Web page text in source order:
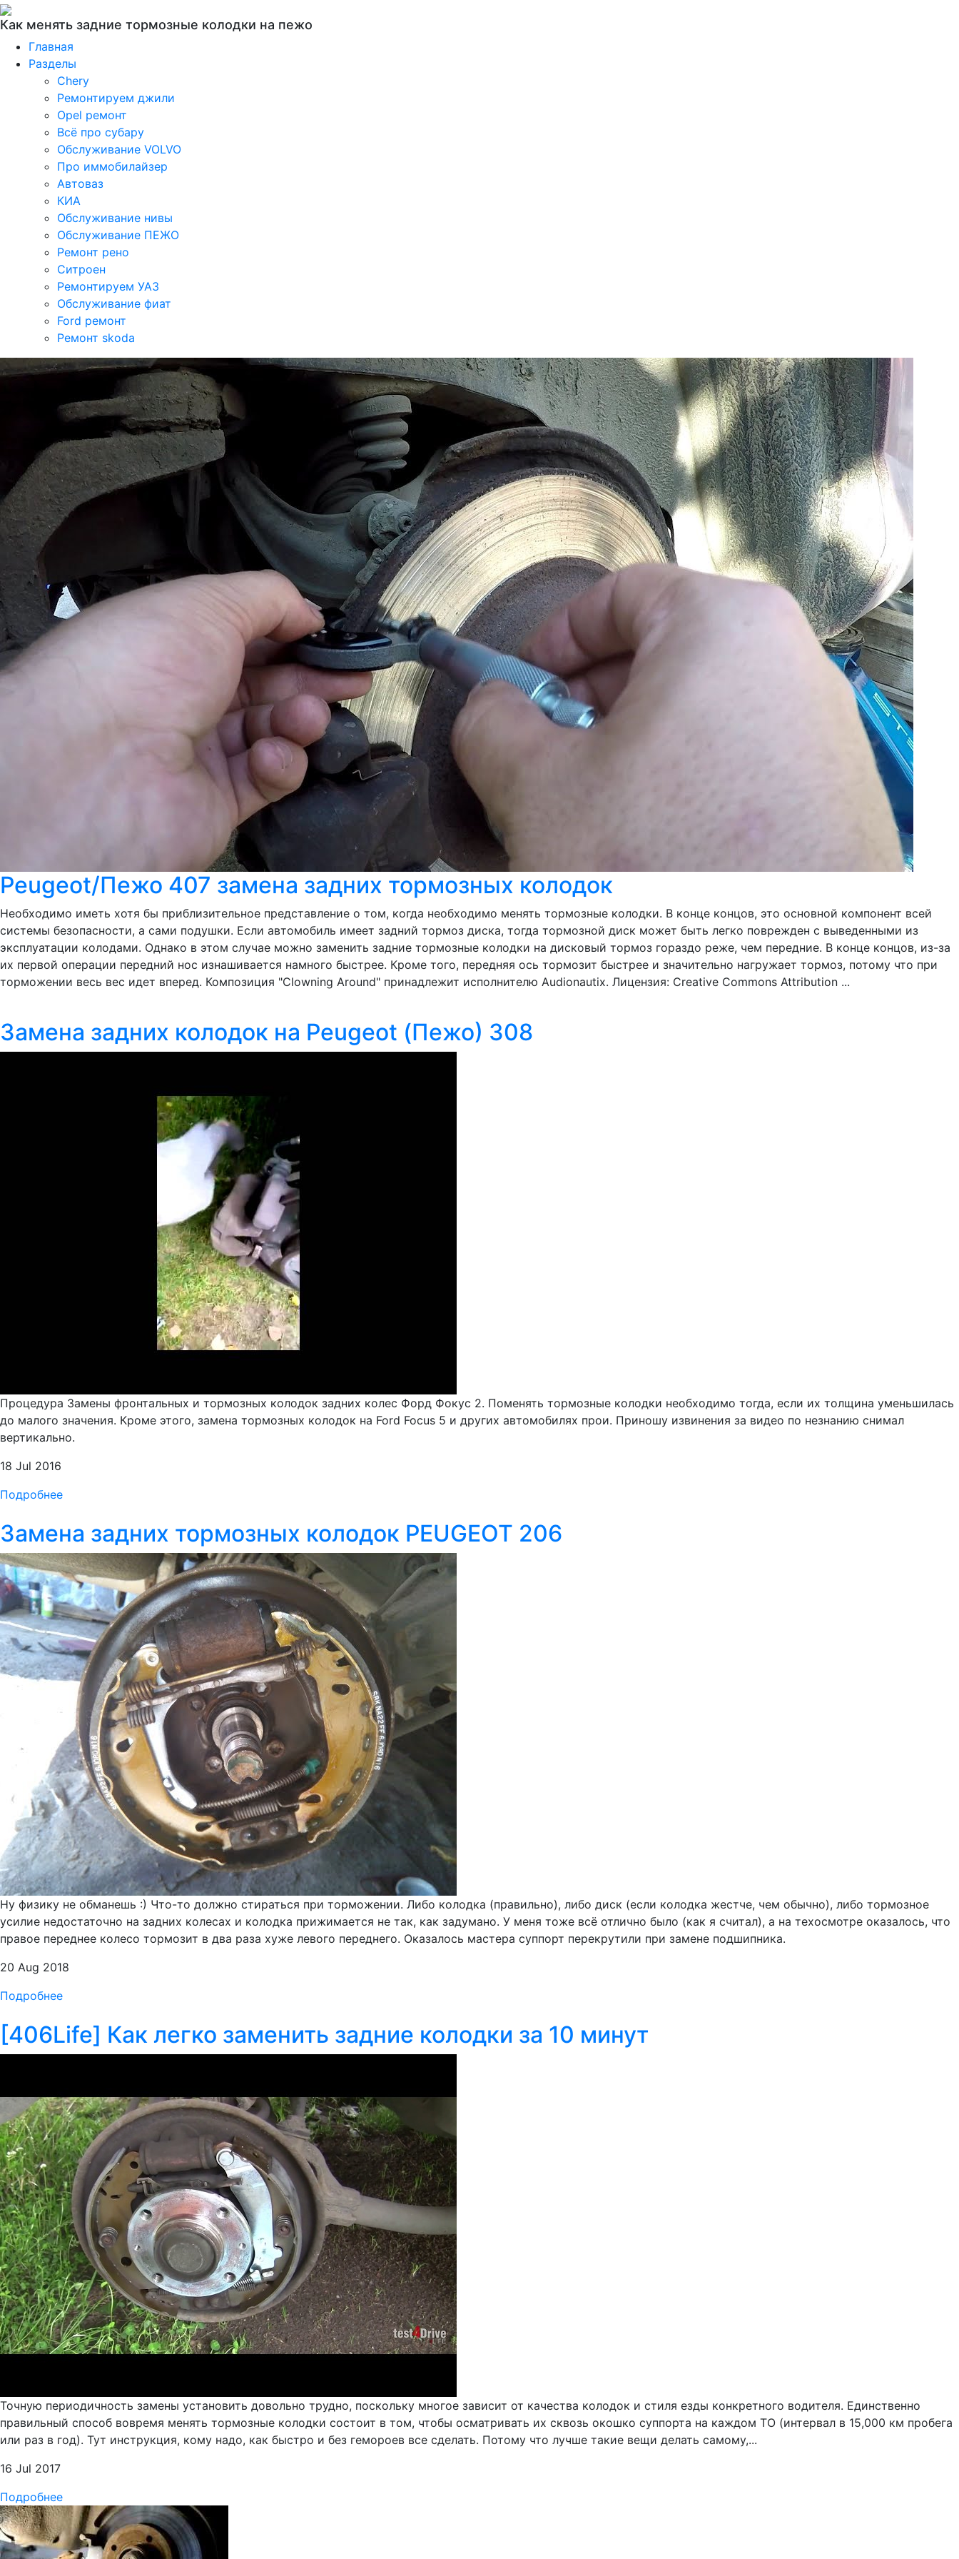
Как менять задние тормозные колодки на пежо
Главная
Разделы
Chery
Ремонтируем джили
Opel ремонт
Всё про субару
Обслуживание VOLVO
Про иммобилайзер
Автоваз
КИА
Обслуживание нивы
Обслуживание ПЕЖО
Ремонт рено
Ситроен
Ремонтируем УАЗ
Обслуживание фиат
Ford ремонт
Ремонт skoda
Peugeot/Пежо 407 замена задних тормозных колодок
Необходимо иметь хотя бы приблизительное представление о том, когда необходимо менять тормозные колодки. В конце концов, это основной компонент всей
системы безопасности, а сами подушки. Если автомобиль имеет задний тормоз диска, тогда тормозной диск может быть легко поврежден с выведенными из
эксплуатации колодами. Однако в этом случае можно заменить задние тормозные колодки на дисковый тормоз гораздо реже, чем передние. В конце концов, из-за
их первой операции передний нос изнашивается намного быстрее. Кроме того, передняя ось тормозит быстрее и значительно нагружает тормоз, потому что при
торможении весь вес идет вперед. Композиция "Clowning Around" принадлежит исполнителю Audionautix. Лицензия: Creative Commons Attribution ...
Замена задних колодок на Peugeot (Пежо) 308
Процедура Замены фронтальных и тормозных колодок задних колес Форд Фокус 2. Поменять тормозные колодки необходимо тогда, если их толщина уменьшилась
до малого значения. Кроме этого, замена тормозных колодок на Ford Focus 5 и других автомобилях прои. Приношу извинения за видео по незнанию снимал
вертикально.
18 Jul 2016
Подробнее
Замена задних тормозных колодок PEUGEOT 206
Ну физику не обманешь :) Что-то должно стираться при торможении. Либо колодка (правильно), либо диск (если колодка жестче, чем обычно), либо тормозное
усилие недостаточно на задних колесах и колодка прижимается не так, как задумано. У меня тоже всё отлично было (как я считал), а на техосмотре оказалось, что
правое переднее колесо тормозит в два раза хуже левого переднего. Оказалось мастера суппорт перекрутили при замене подшипника.
20 Aug 2018
Подробнее
[406Life] Как легко заменить задние колодки за 10 минут
Точную периодичность замены установить довольно трудно, поскольку многое зависит от качества колодок и стиля езды конкретного водителя. Единственно
правильный способ вовремя менять тормозные колодки состоит в том, чтобы осматривать их сквозь окошко суппорта на каждом ТО (интервал в 15,000 км пробега
или раз в год). Тут инструкция, кому надо, как быстро и без гемороев все сделать. Потому что лучше такие вещи делать самому,...
16 Jul 2017
Подробнее